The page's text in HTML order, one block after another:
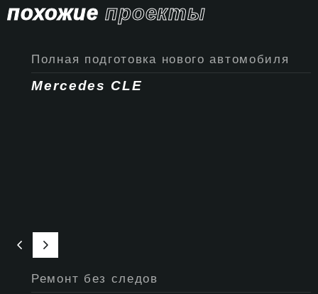
похожие проекты
Полная подготовка нового автомобиля
Mercedes CLE
Ремонт без следов